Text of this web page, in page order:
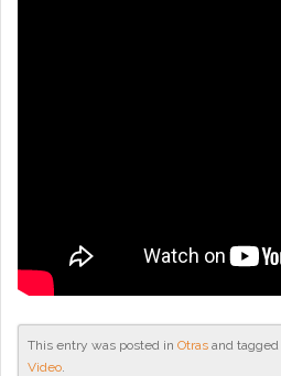
This entry was posted in Otras and tagged
Video.